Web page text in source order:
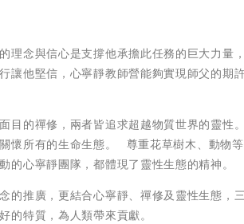
理念與信心是支撐他承擔此任務的巨大力量
讓他堅信，心寧靜教師營能夠實現師父的期
目的禪修，兩者皆追求超越物質世界的靈性
懷所有的生命生態。 尊重花草樹木、動物
的心寧靜團隊，都體現了靈性生態的精神。
的推廣，更結合心寧靜、禪修及靈性生態，
的特質，為人類帶來貢獻。